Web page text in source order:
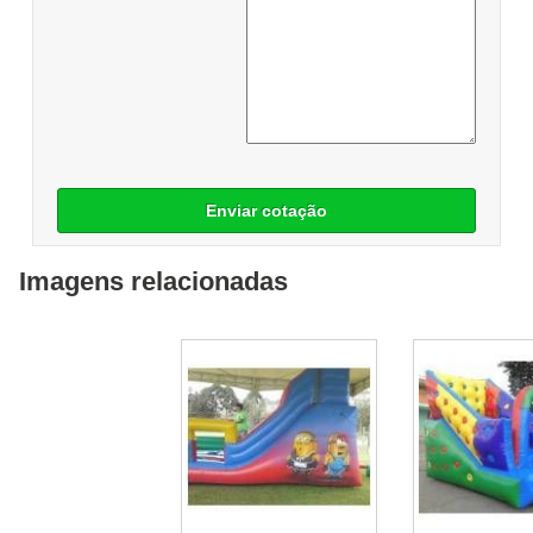
Enviar cotação
Imagens relacionadas